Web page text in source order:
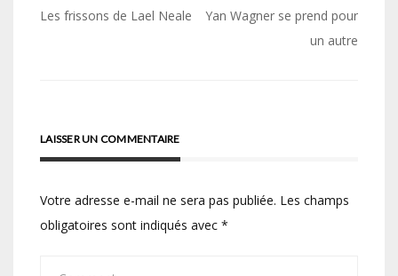
Navigation
Les frissons de Lael Neale
Yan Wagner se prend pour
un autre
LAISSER UN COMMENTAIRE
Votre adresse e-mail ne sera pas publiée. Les champs
obligatoires sont indiqués avec *